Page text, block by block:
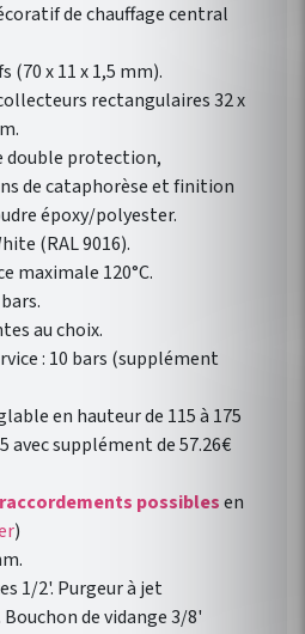
de chauffage central
x 11 x 1,5 mm).
rectangulaires 32 x
double protection,
de cataphorèse et finition
époxy/polyester.
(RAL 9016).
maximale 120°C.
au choix.
: 10 bars (supplément
en hauteur de 115 à 175
avec supplément de 57.26€
possiblesen
)
1/2'. Purgeur à jet
de vidange 3/8'